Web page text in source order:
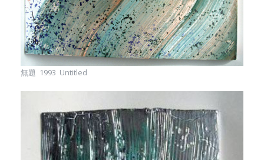
無題 1993 Untitled